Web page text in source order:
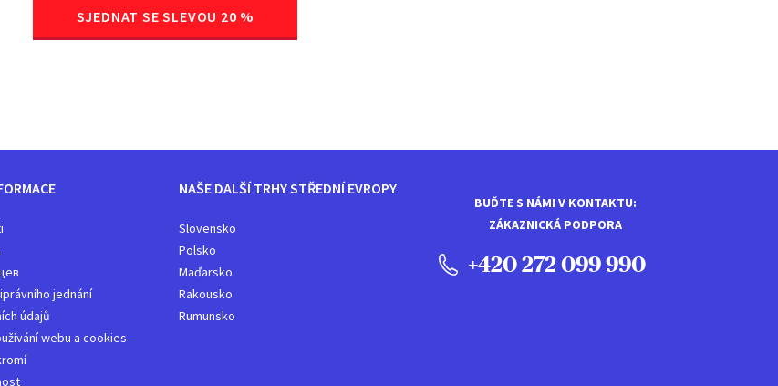
SJEDNAT SE SLEVOU 20 %
jednání
údajů
webu a cookies
NAŠE DALŠÍ TRHY STŘEDNÍ EVROPY
Slovensko
Polsko
Maďarsko
Rakousko​
Rumunsko
BUĎTE S NÁMI V KONTAKTU:
ZÁKAZNICKÁ PODPORA
+420 272 099 990